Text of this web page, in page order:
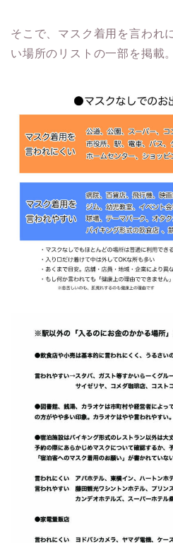
そこで、マスク着用を言われ
い場所のリストの一部を掲載。